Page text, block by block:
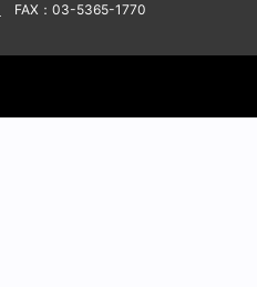
FAX：03-5365-1770